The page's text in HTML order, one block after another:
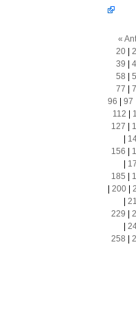
«
20|
39
58
77
96
97
112
127
156
185
200|
229
258